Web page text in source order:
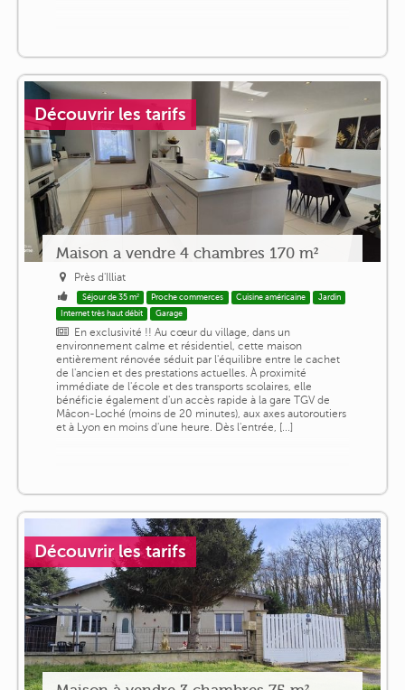
Découvrir les tarifs
Maison a vendre 4 chambres 170 m²
Près d'Illiat
Séjour de 35 m² Proche commerces Cuisine américaine
Jardin
Internet très haut débit
Garage
En exclusivité !! Au cœur du village, dans un
environnement calme et résidentiel, cette maison
entièrement rénovée séduit par l'équilibre entre le cachet
de l'ancien et des prestations actuelles. À proximité
immédiate de l'école et des transports scolaires, elle
bénéficie également d'un accès rapide à la gare TGV de
Mâcon-Loché (moins de 20 minutes), aux axes autoroutiers
et à Lyon en moins d'une heure. Dès l'entrée, [...]
Découvrir les tarifs